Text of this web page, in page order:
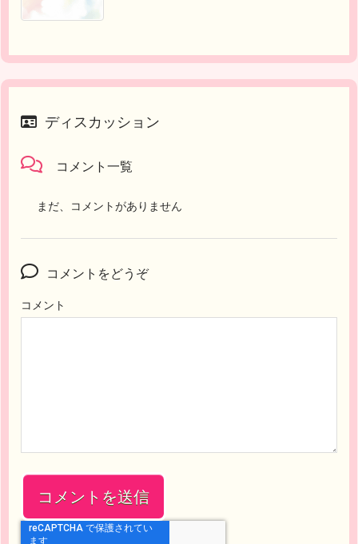
ディスカッション
コメント一覧
まだ、コメントがありません
コメントをどうぞ
コメント